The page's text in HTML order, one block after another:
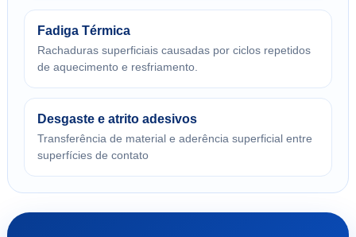
Fadiga Térmica
Rachaduras superficiais causadas por ciclos repetidos
de aquecimento e resfriamento.
Desgaste e atrito adesivos
Transferência de material e aderência superficial entre
superfícies de contato